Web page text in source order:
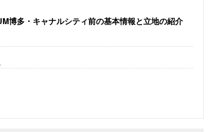
博多・キャナルシティ前の基本情報と立地の紹介